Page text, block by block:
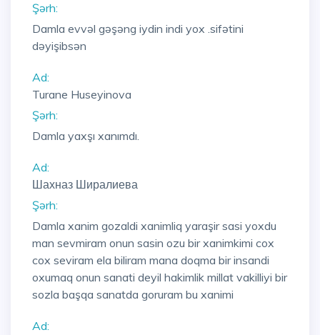
Şərh:
Damla evvəl gəşəng iydin indi yox .sifətini
dəyişibsən
Ad:
Turane Huseyinova
Şərh:
Damla yaxşı xanımdı.
Ad:
Шахназ Ширалиева
Şərh:
Damla xanim gozaldi xanimliq yaraşir sasi yoxdu
man sevmiram onun sasin ozu bir xanimkimi cox
cox seviram ela biliram mana doqma bir insandi
oxumaq onun sanati deyil hakimlik millat vakilliyi bir
sozla başqa sanatda goruram bu xanimi
Ad: